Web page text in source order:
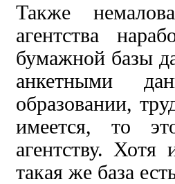
Также
агентства
бумажной базы
анкетными
образовании,
имеется, то
агентству.
такая же база